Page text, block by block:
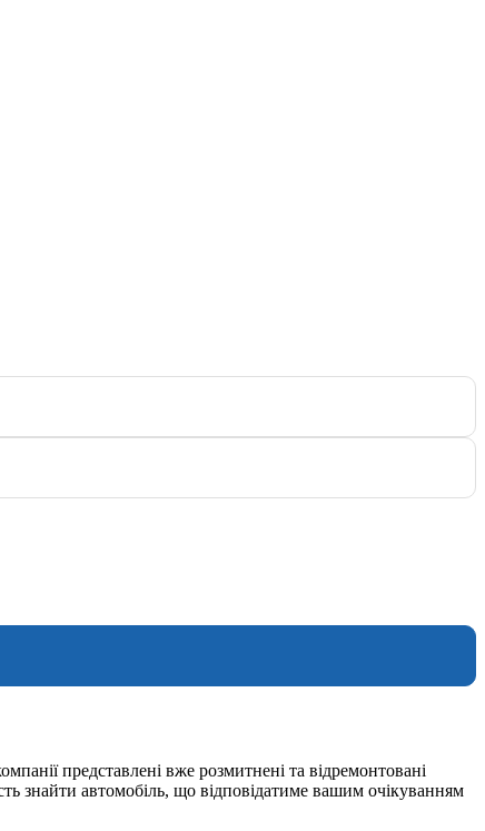
представлені вже розмитнені та відремонтовані
знайти автомобіль, що відповідатиме вашим очікуванням